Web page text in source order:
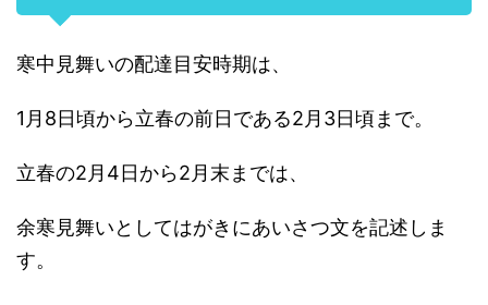
寒中見舞いの配達目安時期は、
1月8日頃から立春の前日である2月3日頃まで。
立春の2月4日から2月末までは、
余寒見舞いとしてはがきにあいさつ文を記述しま
す。